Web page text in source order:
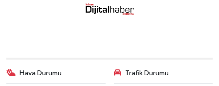
Hava Durumu Trafik Durumu